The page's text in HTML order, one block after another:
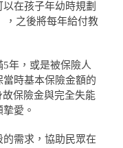
在孩子年幼時規劃
，之後將每年給付教
年，或是被保險人
時基本保險金額的
保險金與完全失能
愛。
需求，協助民眾在